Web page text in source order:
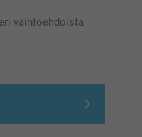
vaihtoehdoista